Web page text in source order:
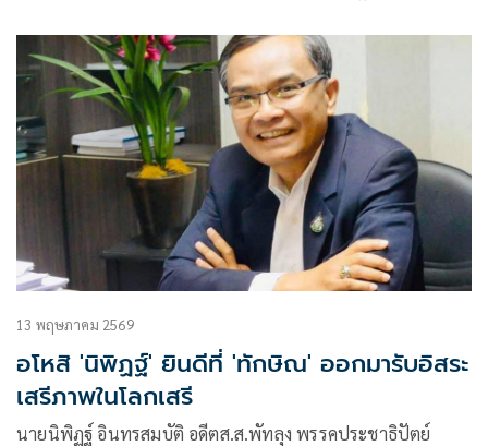
13 พฤษภาคม 2569
อโหสิ 'นิพิฏฐ์' ยินดีที่ 'ทักษิณ' ออกมารับอิสระ
เสรีภาพในโลกเสรี
นายนิพิฏฐ์ อินทรสมบัติ อดีตส.ส.พัทลุง พรรคประชาธิปัตย์